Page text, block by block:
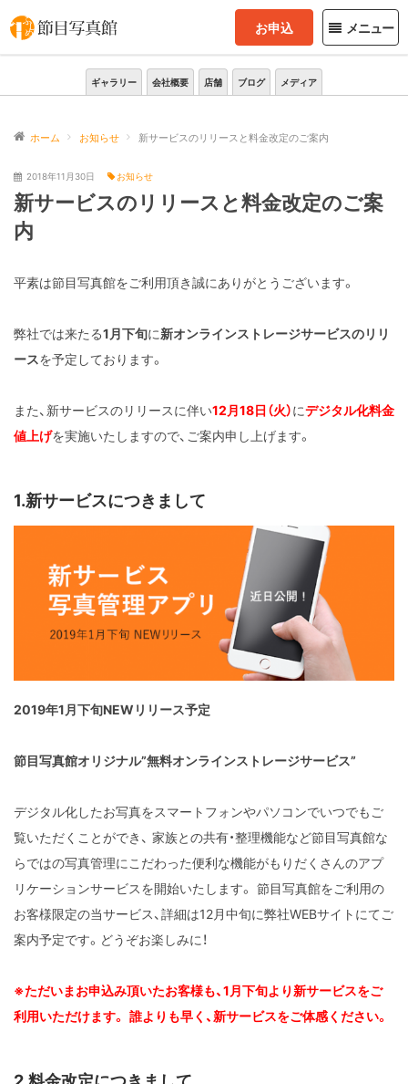
メニュー
お申込
ギャラリー 会社概要 店舗 ブログ メディア
ホーム お知らせ 新サービスのリリースと料金改定のご案内
2018年11月30日 お知らせ
新サービスのリリースと料金改定のご案
内
平素は節目写真館をご利用頂き誠にありがとうございます。
弊社では来たる1月下旬に新オンラインストレージサービスのリリ
ースを予定しております。
また、新サービスのリリースに伴い12月18日（火）にデジタル化料金
値上げを実施いたしますので、ご案内申し上げます。
1.新サービスにつきまして
2019年1月下旬NEWリリース予定
節目写真館オリジナル”無料オンラインストレージサービス”
デジタル化したお写真をスマートフォンやパソコンでいつでもご
覧いただくことができ、 家族との共有・整理機能など節目写真館な
らではの写真管理にこだわった便利な機能がもりだくさんのアプ
リケーションサービスを開始いたします。 節目写真館をご利用の
お客様限定の当サービス、詳細は12月中旬に弊社WEBサイトにてご
案内予定です。どうぞお楽しみに！
※ただいまお申込み頂いたお客様も、1月下旬より新サービスをご
利用いただけます。 誰よりも早く、新サービスをご体感ください。